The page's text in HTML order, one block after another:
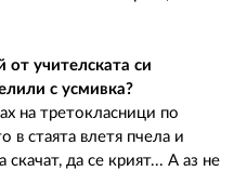
учителската си
с усмивка?
на третокласници по
в стаята влетя пчела и
да се крият... А аз не